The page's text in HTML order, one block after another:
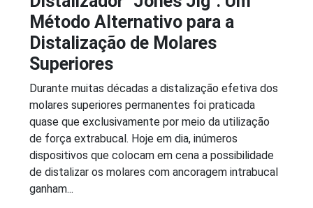
Método Alternativo para a
Distalização de Molares
Superiores
Durante muitas décadas a distalização efetiva dos
molares superiores permanentes foi praticada
quase que exclusivamente por meio da utilização
de força extrabucal. Hoje em dia, inúmeros
dispositivos que colocam em cena a possibilidade
de distalizar os molares com ancoragem intrabucal
ganham...